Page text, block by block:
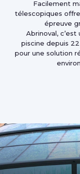
Facilement
télescopiques
épreuve
Abrinoval,
piscine depuis
pour une solution